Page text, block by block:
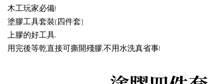
木工玩家必備!
塗膠工具套裝(四件套)
上膠的好工具.
用完後等乾直接可撕開殘膠,不用水洗真省事!